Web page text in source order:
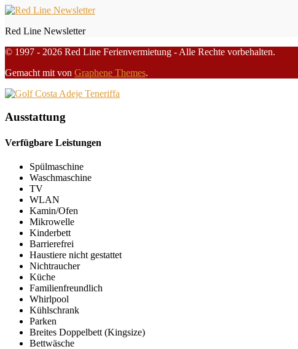
Red Line Newsletter
© 1997 - 2026 Red Line Ferienvermietung - Alle Rechte vorbehalten.
Gemacht mit von Graphene Themes.
Ausstattung
Verfügbare Leistungen
Spülmaschine
Waschmaschine
TV
WLAN
Kamin/Ofen
Mikrowelle
Kinderbett
Barrierefrei
Haustiere nicht gestattet
Nichtraucher
Küche
Familienfreundlich
Whirlpool
Kühlschrank
Parken
Breites Doppelbett (Kingsize)
Bettwäsche